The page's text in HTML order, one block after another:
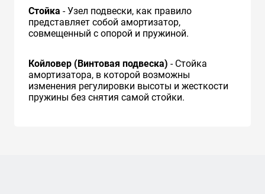
Стойка - Узел подвески, как правило
представляет собой амортизатор,
совмещенный с опорой и пружиной.
Койловер (Винтовая подвеска) - Стойка
амортизатора, в которой возможны
изменения регулировки высоты и жесткости
пружины без снятия самой стойки.